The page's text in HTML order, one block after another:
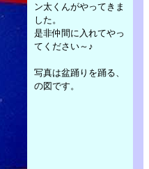
ン太くんがやってきま
した。
是非仲間に入れてやっ
てください～♪
写真は盆踊りを踊る、
の図です。